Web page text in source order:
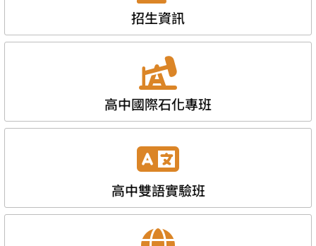
招生資訊
高中國際石化專班
高中雙語實驗班